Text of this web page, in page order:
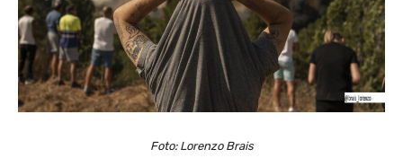
Foto: Lorenzo Brais